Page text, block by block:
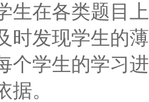
生在各类题目
时发现学生的
个学生的学习
。